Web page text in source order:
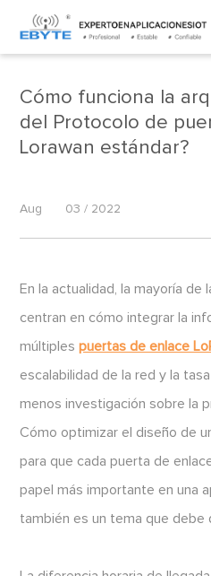
Home > Dinámica de la industria
Cómo funciona la
del Protocolo de
Lorawan estándar?
Aug 03 / 2022
En la actualidad, la mayoría de
centran en cómo integrar la
múltiplespuertas de enlace
escalabilidad de la red y la
menos investigación sobre la
Cómo optimizar el diseño de
para que cada puerta de
papel más importante en una
también es un tema que debe